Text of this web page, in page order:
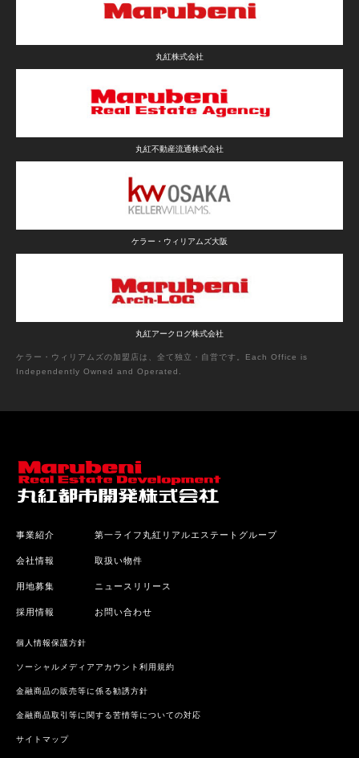
丸紅株式会社
丸紅不動産流通株式会社
ケラー・ウィリアムズ大阪
丸紅アークログ株式会社
ケラー・ウィリアムズの加盟店は、全て独立・自営です。Each Office is
Independently Owned and Operated.
事業紹介
会社情報
用地募集
採用情報
第一ライフ丸紅リアルエステートグループ
取扱い物件
ニュースリリース
お問い合わせ
個人情報保護方針
ソーシャルメディアアカウント利用規約
金融商品の販売等に係る勧誘方針
金融商品取引等に関する苦情等についての対応
サイトマップ